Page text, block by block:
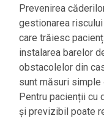
Prevenirea
gestionarea
care trăiesc
instalarea barelor
obstacolelor din
sunt măsuri simple
Pentru pacienții cu
și previzibil poate